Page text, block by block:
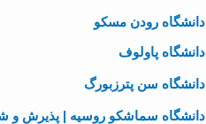
دانشگاه رودن مسکو
دانشگاه پاولوف
دانشگاه سن پترزبورگ
دانشگاه سماشکو روسیه | پذیرش و